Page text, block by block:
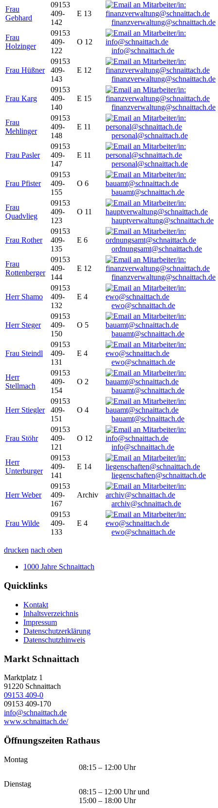
Frau
Gebhard
09153
409-
142
E 13
finanzverwaltung@schnaittach.de
Frau
Holzinger
09153
409-
122
O 12
info@schnaittach.de
Frau Hüßner
09153
409-
143
E 12
finanzverwaltung@schnaittach.de
Frau Karg
09153
409-
140
E 15
finanzverwaltung@schnaittach.de
Frau
Mehlinger
09153
409-
148
E 11
personal@schnaittach.de
Frau Pasler
09153
409-
147
E 11
personal@schnaittach.de
Frau Pfister
09153
409-
155
O 6
bauamt@schnaittach.de
Frau
Quadvlieg
09153
409-
123
O 11
hauptverwaltung@schnaittach.de
Frau Rother
09153
409-
135
E 6
ordnungsamt@schnaittach.de
Frau
Rottenberger
09153
409-
144
E 12
finanzverwaltung@schnaittach.de
Herr Shamo
09153
409-
132
E 4
ewo@schnaittach.de
Herr Steger
09153
409-
150
O 5
bauamt@schnaittach.de
Frau Steindl
09153
409-
131
E 4
ewo@schnaittach.de
Herr
Stellmach
09153
409-
154
O 2
bauamt@schnaittach.de
Herr Stiegler
09153
409-
151
O 4
bauamt@schnaittach.de
Frau Stöhr
09153
409-
121
O 12
info@schnaittach.de
Herr
Unterburger
09153
409-
141
E 14
liegenschaften@schnaittach.de
Herr Weber
09153
409-
167
Archiv
archiv@schnaittach.de
Frau Wilde
09153
409-
133
E 4
ewo@schnaittach.de
drucken nach oben
1000 Jahre Schnaittach
Quicklinks
Kontakt
Inhaltsverzeichnis
Impressum
Datenschutzerklärung
Datenschutzhinweis
Markt Schnaittach
Marktplatz 1
91220 Schnaittach
09153 409-0
09153 409-170
info@schnaittach.de
www.schnaittach.de/
Öffnungszeiten Rathaus
Montag
08:15 – 12:00 Uhr
Dienstag
08:15 – 12:00 Uhr und
15:00 – 18:00 Uhr